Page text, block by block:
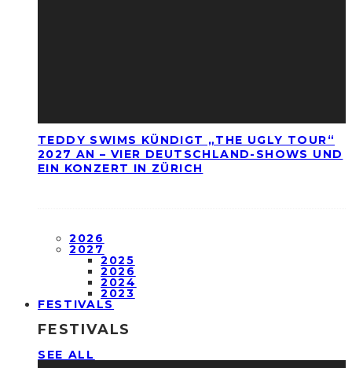
TEDDY SWIMS KÜNDIGT „THE UGLY TOUR“
2027 AN – VIER DEUTSCHLAND-SHOWS UND
EIN KONZERT IN ZÜRICH
2026
2027
2025
2026
2024
2023
FESTIVALS
FESTIVALS
SEE ALL